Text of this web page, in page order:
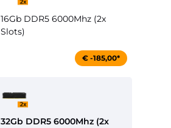
16Gb DDR5 6000Mhz (2x
Slots)
€ -185,00*
32Gb DDR5 6000Mhz (2x